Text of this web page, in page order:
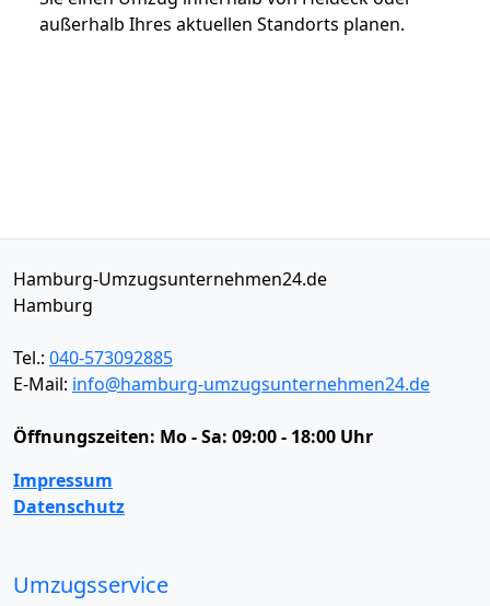
außerhalb Ihres aktuellen Standorts planen.
Hamburg-Umzugsunternehmen24.de
Hamburg
Tel.: 040-573092885
E-Mail: info@hamburg-umzugsunternehmen24.de
Öffnungszeiten: Mo - Sa: 09:00 - 18:00 Uhr
Impressum
Datenschutz
Umzugsservice